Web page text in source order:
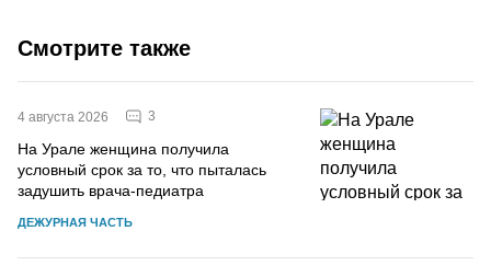
Смотрите также
4 августа 2026 3
На Урале женщина получила
условный срок за то, что пыталась
задушить врача-педиатра
ДЕЖУРНАЯ ЧАСТЬ